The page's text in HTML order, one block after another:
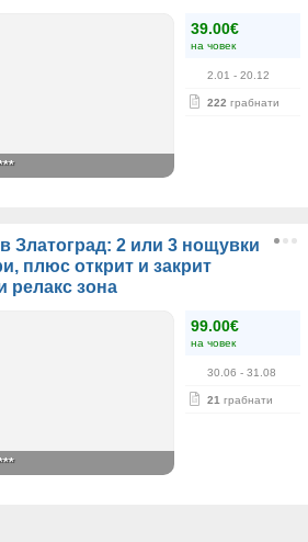
39.00€
на човек
2.01 - 20.12
222 грабнати
Златоград: 2 или 3 нощувки
плюс открит и закрит
релакс зона
99.00€
на човек
30.06 - 31.08
21 грабнати